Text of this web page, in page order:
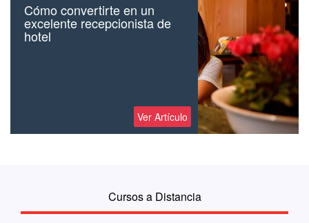
Cómo convertirte en un
excelente recepcionista de
hotel
Ver Artículo
Cursos a Distancia